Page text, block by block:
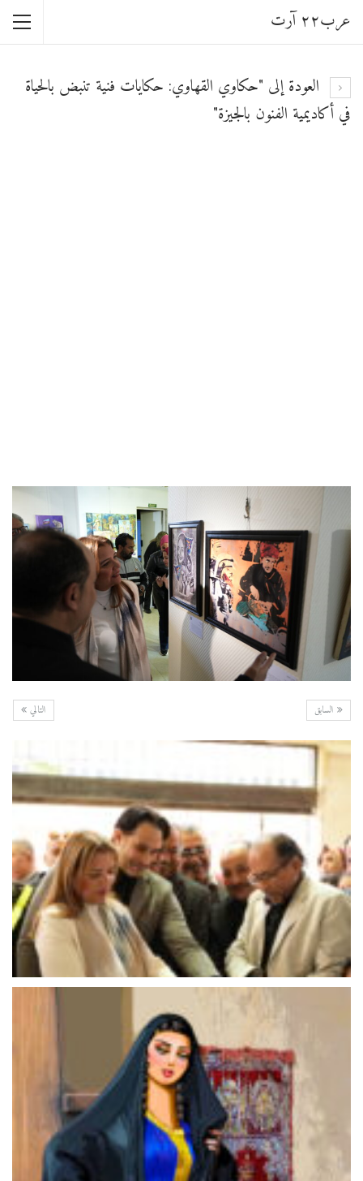
عرب٢٢ آرت
العودة إلى "حكاوي القهاوي: حكايات فنية تنبض بالحياة
في أكاديمية الفنون بالجيزة"
التالي السابق